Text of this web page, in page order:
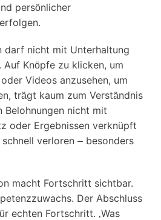
persönlicher
darf nicht mit Unterhaltung
Knöpfe zu klicken, um
Videos anzusehen, um
trägt kaum zum Verständnis
Belohnungen nicht mit
oder Ergebnissen verknüpft
verloren – besonders
macht Fortschritt sichtbar.
Der Abschluss
echten Fortschritt. ‚Was